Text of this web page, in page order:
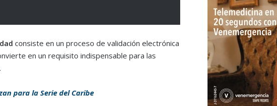
consiste en un proceso de validación electrónica
en un requisito indispensable para las
para la Serie del Caribe